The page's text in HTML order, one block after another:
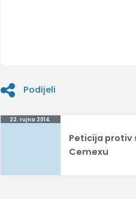
Podijeli
Navigacija
22. rujna 2014.
Peticija protiv
Cemexu